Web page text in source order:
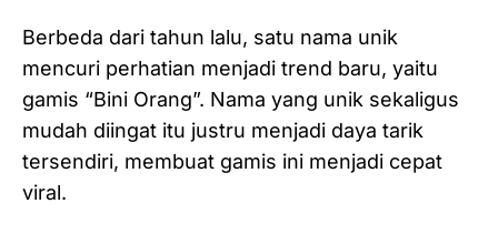
Berbeda dari tahun lalu, satu nama unik
mencuri perhatian menjadi trend baru, yaitu
gamis “Bini Orang”. Nama yang unik sekaligus
mudah diingat itu justru menjadi daya tarik
tersendiri, membuat gamis ini menjadi cepat
viral.